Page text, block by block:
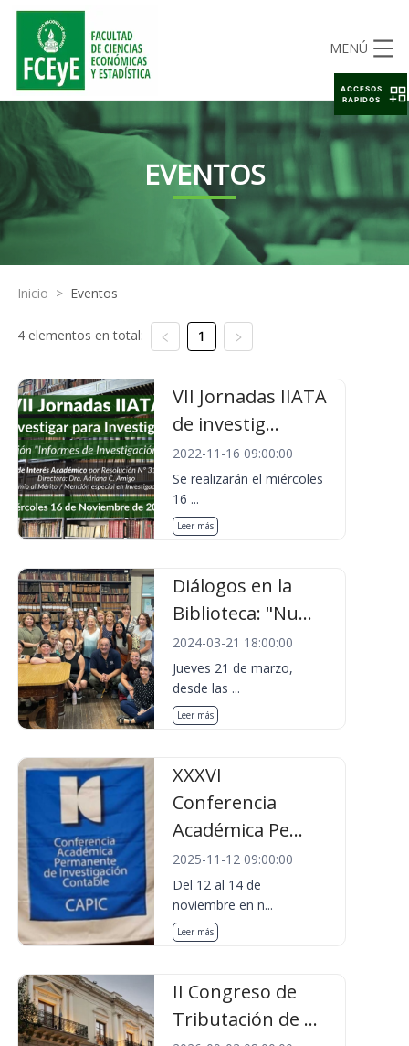
MENÚ
EVENTOS
Inicio > Eventos
4 elementos en total: 1
VII Jornadas IIATA
de investig...
2022-11-16 09:00:00
Se realizarán el miércoles
16 ...
Leer más
Diálogos en la
Biblioteca: "Nu...
2024-03-21 18:00:00
Jueves 21 de marzo,
desde las ...
Leer más
XXXVI
Conferencia
Académica Pe...
2025-11-12 09:00:00
Del 12 al 14 de
noviembre en n...
Leer más
II Congreso de
Tributación de ...
ACCESOS
RAPIDOS